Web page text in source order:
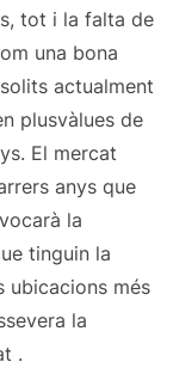
tot i la falta de
una bona
actualment
plusvàlues de
El mercat
anys que
la
tinguin la
ubicacions més
la
.